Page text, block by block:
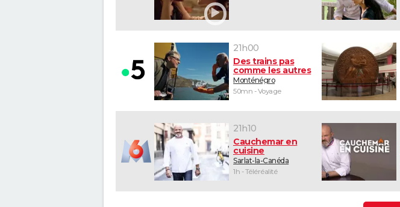
21h00
Des trains pas
comme les autres
Monténégro
50mn - Voyage
21h10
Cauchemar en
cuisine
Sarlat-la-Canéda
1h - Téléréalité